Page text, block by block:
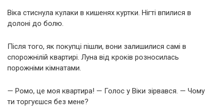
Віка стиснула кулаки в кишенях куртки. Нігті впилися в
долоні до болю.
Після того, як покупці пішли, вони залишилися самі в
спорожнілій квартирі. Луна від кроків розносилась
порожніми кімнатами.
— Ромо, це моя квартира! — Голос у Віки зірвався. — Чому
ти торгуєшся без мене?